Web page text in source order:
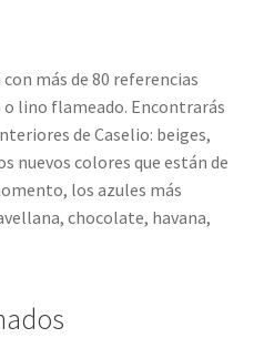
más de 80 referencias
lino flameado. Encontrarás
de Caselio: beiges,
nuevos colores que están de
los azules más
chocolate, havana,